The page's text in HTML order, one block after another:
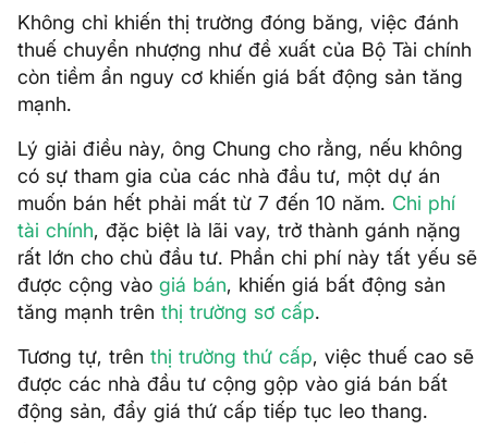
Không chỉ khiến thị trường đóng băng, việc đánh
thuế chuyển nhượng như đề xuất của Bộ Tài chính
còn tiềm ẩn nguy cơ khiến giá bất động sản tăng
mạnh.
Lý giải điều này, ông Chung cho rằng, nếu không
có sự tham gia của các nhà đầu tư, một dự án
muốn bán hết phải mất từ 7 đến 10 năm. Chi phí
tài chính, đặc biệt là lãi vay, trở thành gánh nặng
rất lớn cho chủ đầu tư. Phần chi phí này tất yếu sẽ
được cộng vào giá bán, khiến giá bất động sản
tăng mạnh trên thị trường sơ cấp.
Tương tự, trên thị trường thứ cấp, việc thuế cao sẽ
được các nhà đầu tư cộng gộp vào giá bán bất
động sản, đẩy giá thứ cấp tiếp tục leo thang.